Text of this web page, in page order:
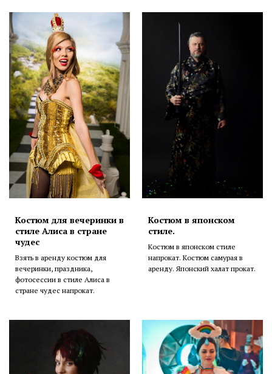
Костюм для вечеринки в
стиле Алиса в стране
чудес
Взять в аренду костюм для
вечеринки, праздника,
фотосессии в стиле Алиса в
стране чудес напрокат.
Костюм в японском
стиле.
Костюм в японском стиле
напрокат. Костюм самурая в
аренду. Японский халат прокат.